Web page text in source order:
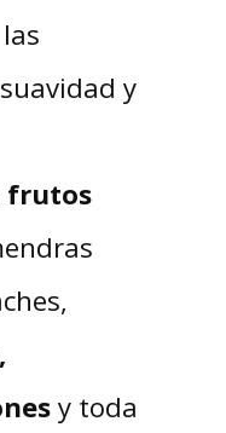
y
frutos
y toda